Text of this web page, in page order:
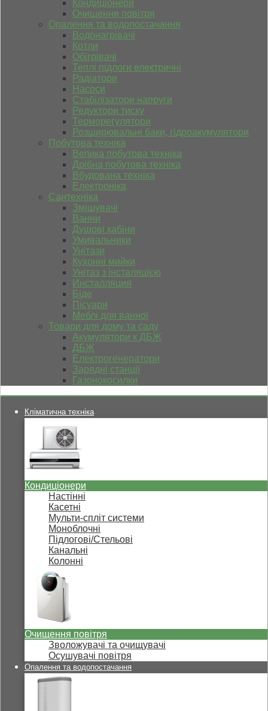
Кондиціонери
Очищення повітря
Опалення та водопостачання
Водонагрівачі
Котли
Обігрівачі
Теплі підлоги електричні
Радіатори
Насоси
Стабілізатори напруги
Редуктори тиску
Терморегулятори
Розширювальні баки, гідроакумулятори
Побутова техніка
Велика побутова техніка
Дрібна побутова техніка
Вбудована техніка
Електроніка
Сантехніка
Змішувачі
Ванни
Душові кабіни
Умивальники
Унітази
Кухонні мийки
Унітаз з інсталяцією
Инсталляция
Біде
Пісуари
Меблі для ванної
Товари для дому та саду
Акумулятори к ДБЖ
ДБЖ
Електрогенератори
Зарядні станції
Газонокосилки
Кліматична техніка
Кондиціонери
Настінні
Касетні
Мульти-спліт системи
Моноблочні
Підлогові/Стельові
Канальні
Колонні
Очищення повітря
Зволожувачі та очищувачі
Осушувачі повітря
Опалення та водопостачання